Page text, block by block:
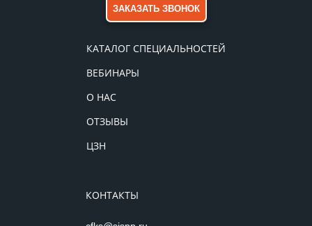
КАТАЛОГ СПЕЦИАЛЬНОСТЕЙ
ВЕБИНАРЫ
О НАС
ОТЗЫВЫ
ЦЗН
КОНТАКТЫ
ЗАКАЗАТЬ ЗВОНОК